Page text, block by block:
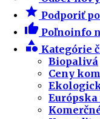
star Podporiť
thumb_up Poľnoinfo
category Kategórie
Biopalivá
Ceny